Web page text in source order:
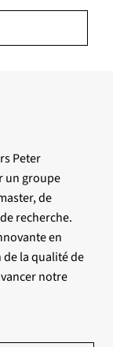
Peter
un groupe
de
recherche.
en
la qualité de
notre